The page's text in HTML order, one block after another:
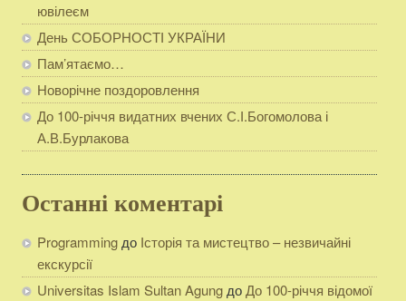
ювілеєм
День СОБОРНОСТІ УКРАЇНИ
Пам’ятаємо…
Новорічне поздоровлення
До 100-річчя видатних вчених С.І.Богомолова і
А.В.Бурлакова
Останні коментарі
Programmingдо Історія та мистецтво – незвичайні
екскурсії
Universitas Islam Sultan AgungдоДо 100-річчя відомої